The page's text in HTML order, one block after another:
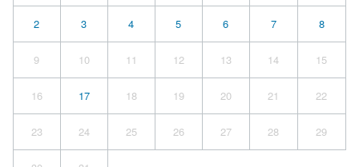
2 3 4 5 6 7 8
9 10 11 12 13 14 15
16 17 18 19 20 21 22
23 24 25 26 27 28 29